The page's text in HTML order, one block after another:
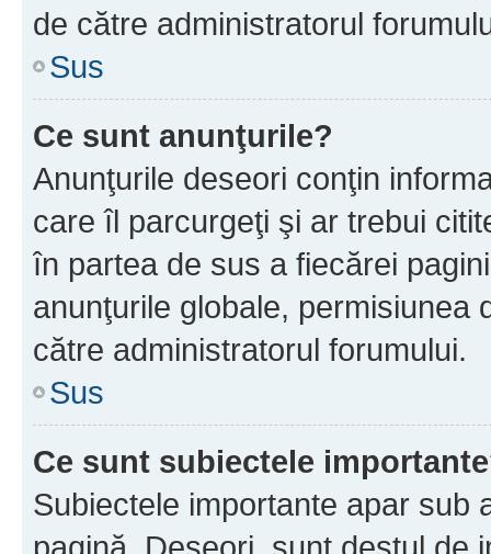
de către administratorul
Sus
Ce sunt anunţurile?
Anunţurile deseori conţin
care îl parcurgeţi şi ar trebui
în partea de sus a fiecărei
anunţurile globale, permisiunea
către administratorul forumului.
Sus
Ce sunt subiectele
Subiectele importante apar sub
pagină. Deseori, sunt destul de